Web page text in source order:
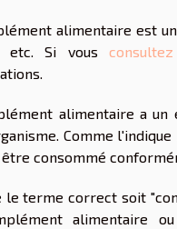
alimentaire est
etc. Si vous
alimentaire a
Comme
consommé
le terme correct soit
alimentaire